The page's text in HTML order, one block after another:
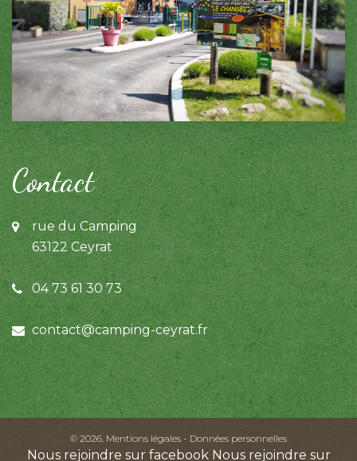
Contact
rue du Camping
63122 Ceyrat
04 73 61 30 73
contact@camping-ceyrat.fr
© 2026. Mentions légales - Données personnelles
Nous rejoindre sur facebook Nous rejoindre sur